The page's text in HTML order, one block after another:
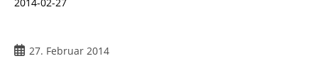
27. Februar 2014